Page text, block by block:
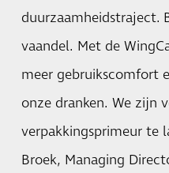
duurzaamheidstraject.
vaandel. Met de
meer gebruikscomfort
onze dranken. We zijn
verpakkingsprimeur te
Broek, Managing